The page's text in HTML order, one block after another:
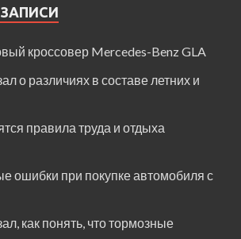
кроссовер Mercedes-Benz GLA
о различиях в составе летних и
правила труда и отдыха
ошибки при покупке автомобиля с
как понять, что тормозные